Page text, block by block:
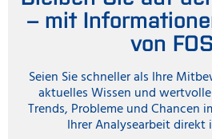
– mit
von
Seien Sie schneller als Ihre
aktuelles Wissen und
Trends, Probleme und Chancen
Ihrer Analysearbeit direkt